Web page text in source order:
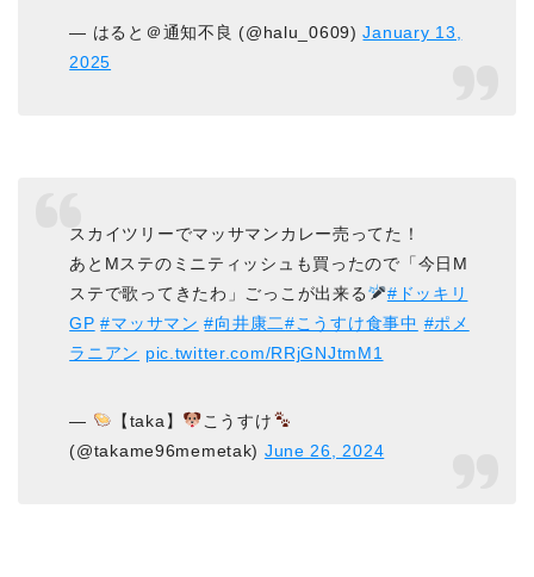
— はると＠通知不良 (@halu_0609)January 13,
2025
スカイツリーでマッサマンカレー売ってた！
あとMステのミニティッシュも買ったので「今日M
ステで歌ってきたわ」ごっこが出来る
#ドッキリ
GP #マッサマン #向井康二#こうすけ食事中 #ポメ
ラニアン pic.twitter.com/RRjGNJtmM1
— 【taka】
こうすけ
(@takame96memetak) June 26, 2024